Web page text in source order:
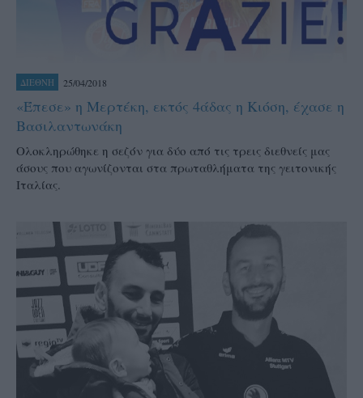
ΔΙΕΘΝΗ 25/04/2018
«Έπεσε» η Μερτέκη, εκτός 4άδας η Κιόση, έχασε η
Βασιλαντωνάκη
Ολοκληρώθηκε η σεζόν για δύο από τις τρεις διεθνείς μας
άσους που αγωνίζονται στα πρωταθλήματα της γειτονικής
Ιταλίας.